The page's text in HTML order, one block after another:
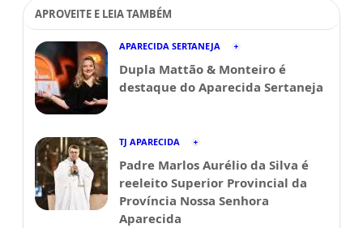
APROVEITE E LEIA TAMBÉM
APARECIDA SERTANEJA
Dupla Mattão & Monteiro é
destaque do Aparecida Sertaneja
TJ APARECIDA
Padre Marlos Aurélio da Silva é
reeleito Superior Provincial da
Província Nossa Senhora
Aparecida